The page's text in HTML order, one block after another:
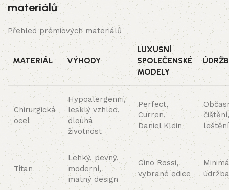
materiálů
Přehled prémiových materiálů
MATERIÁL VÝHODY
LUXUSNÍ
SPOLEČENSKÉ
MODELY
Chirurgická
ocel
Hypoalergenní,
lesklý vzhled,
dlouhá
životnost
Perfect,
Curren,
Daniel Klein
čištění,
leštění
Titan
Lehký, pevný,
moderní,
matný design
Gino Rossi,
vybrané edice
údržba